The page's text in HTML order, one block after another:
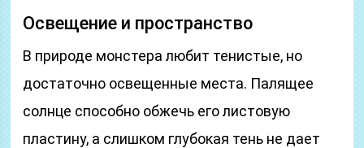
Освещение и пространство
В природе монстера любит тенистые, но
достаточно освещенные места. Палящее
солнце способно обжечь его листовую
пластину, а слишком глубокая тень не дает